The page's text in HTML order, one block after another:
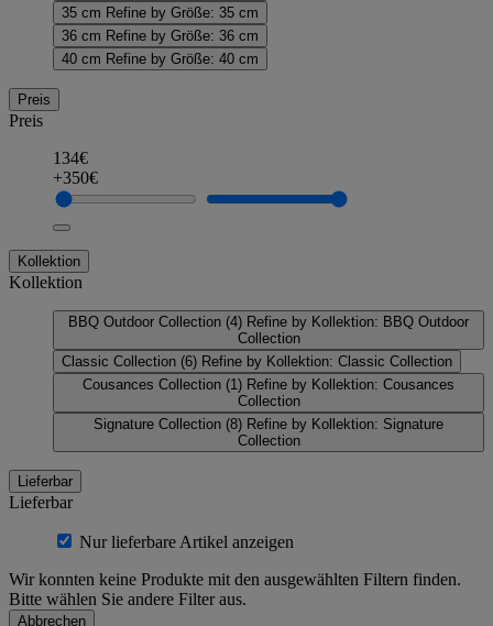
35 cm Refine by Größe: 35 cm
36 cm Refine by Größe: 36 cm
40 cm Refine by Größe: 40 cm
Preis
Preis
134€
+350€
Kollektion
Kollektion
BBQ Outdoor Collection (4) Refine by Kollektion: BBQ Outdoor
Collection
Classic Collection (6) Refine by Kollektion: Classic Collection
Cousances Collection (1) Refine by Kollektion: Cousances
Collection
Signature Collection (8) Refine by Kollektion: Signature
Collection
Lieferbar
Lieferbar
Nur lieferbare Artikel anzeigen
Wir konnten keine Produkte mit den ausgewählten Filtern finden.
Bitte wählen Sie andere Filter aus.
Abbrechen